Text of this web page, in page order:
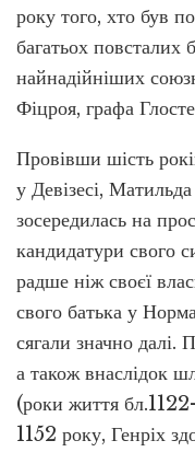
року того, хто був
багатьох повсталих
найнадійніших
Фіцроя, графа
Провівши шість
у Девізесі,
зосередилась на
кандидатури свого
радше ніж своєї
свого батька у
сягали значно далі.
а також внаслідок
(роки життя
1152 року, Генріх